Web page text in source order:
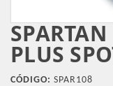
PLUS
CÓDIGO: SPAR108